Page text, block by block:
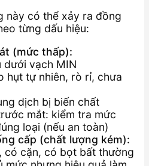
này có thể xảy ra đồng
từng dấu hiệu:
(mức thấp):
dưới vạch MIN
hụt tự nhiên, rò rỉ, chưa
dịch bị biến chất
mắt: kiểm tra mức
loại (nếu an toàn)
cấp (chất lượng kém):
có cặn, có bọt bất thường